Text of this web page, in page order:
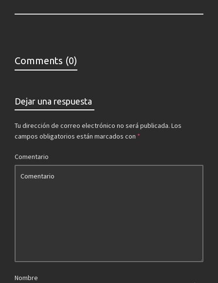
Comments (0)
Dejar una respuesta
Tu dirección de correo electrónico no será publicada. Los
campos obligatorios están marcados con *
Comentario
Nombre